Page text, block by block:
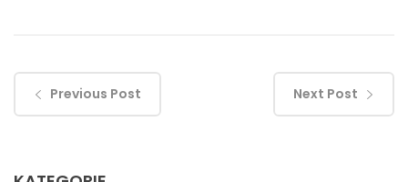
Previous Post Next Post